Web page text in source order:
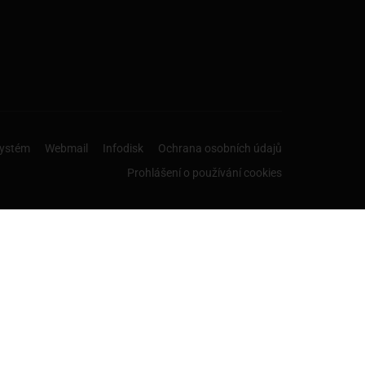
Webmail Infodisk
Ochrana osobních údajů
Prohlášení o používání cookies